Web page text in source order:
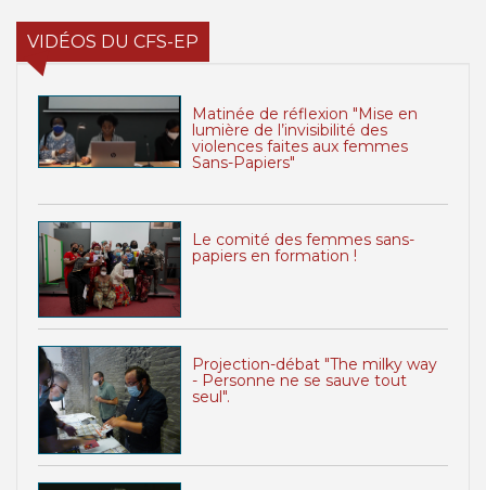
VIDÉOS DU CFS-EP
Matinée de réflexion "Mise en
lumière de l’invisibilité des
violences faites aux femmes
Sans-Papiers"
Le comité des femmes sans-
papiers en formation !
Projection-débat "The milky way
- Personne ne se sauve tout
seul".